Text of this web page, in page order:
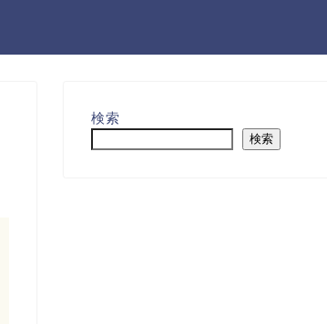
検索
検索